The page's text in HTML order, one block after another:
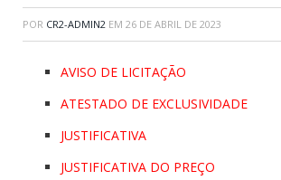
POR CR2-ADMIN2 EM 26 DE ABRIL DE 2023
AVISO DE LICITAÇÃO
ATESTADO DE EXCLUSIVIDADE
JUSTIFICATIVA
JUSTIFICATIVA DO PREÇO